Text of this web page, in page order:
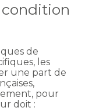
condition
de
les
une part de
pour
doit :